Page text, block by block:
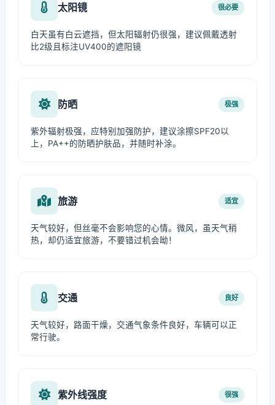
太阳镜 很必要
白天虽有白云遮挡，但太阳辐射仍很强，建议佩戴透射
比2级且标注UV400的遮阳镜
防晒 极强
紫外辐射极强，应特别加强防护，建议涂擦SPF20以
上，PA++的防晒护肤品，并随时补涂。
旅游 适宜
天气较好，但丝毫不会影响您的心情。微风，虽天气稍
热，却仍适宜旅游，不要错过机会呦！
交通 良好
天气较好，路面干燥，交通气象条件良好，车辆可以正
常行驶。
紫外线强度 很强